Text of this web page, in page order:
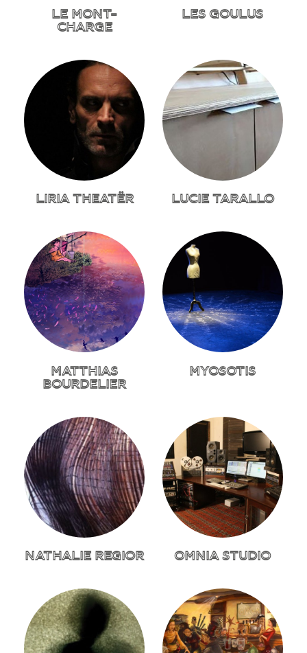
LE MONT-
CHARGE
LES GOULUS
LIRIA THEATËR LUCIE TARALLO
MATTHIAS
BOURDELIER
MYOSOTIS
NATHALIE REGIOR OMNIA STUDIO